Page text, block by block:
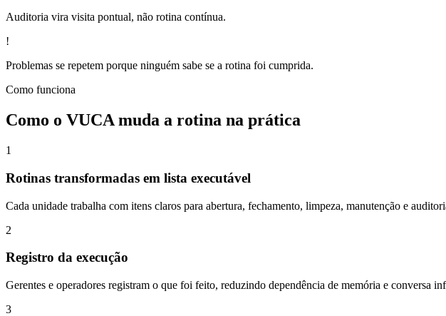
Auditoria vira visita pontual, não rotina contínua.
!
Problemas se repetem porque ninguém sabe se a rotina foi cumprida.
Como funciona
Como o VUCA muda a rotina na prática
1
Rotinas transformadas em lista executável
Cada unidade trabalha com itens claros para abertura, fechamento, limpeza, manutenção e
2
Registro da execução
Gerentes e operadores registram o que foi feito, reduzindo dependência de memória e conversa
3